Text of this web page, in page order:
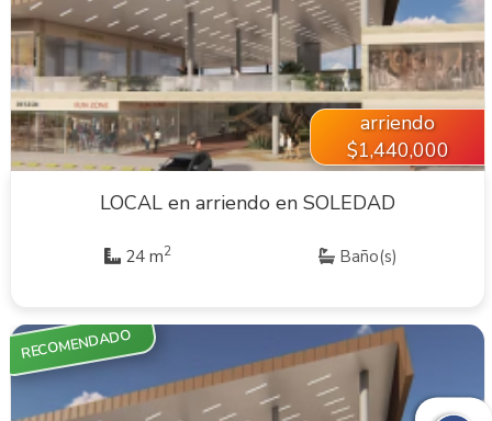
VER INMUEBLE
arriendo
$1,440,000
LOCAL en arriendo en SOLEDAD
24 m2 Baño(s)
RECOMENDADO